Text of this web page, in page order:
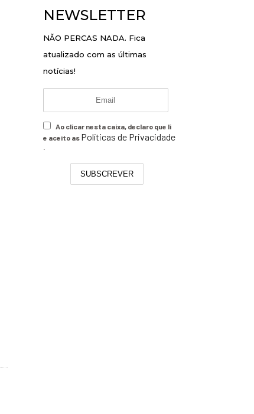
NEWSLETTER
NÃO PERCAS NADA. Fica
atualizado com as últimas
notícias!
Ao clicar nesta caixa, declaro que li
e aceito as Políticas de Privacidade
.
SUBSCREVER